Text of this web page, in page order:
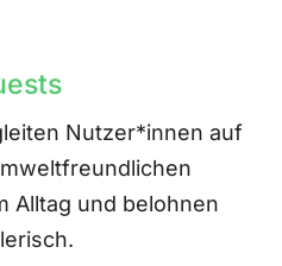
Nutzer*innen auf
Alltag und belohnen